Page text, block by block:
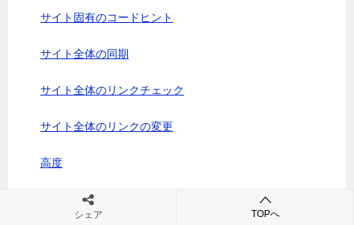
サイト固有のコードヒント
サイト全体の同期
サイト全体のリンクチェック
サイト全体のリンクの変更
高度
シェア TOPへ